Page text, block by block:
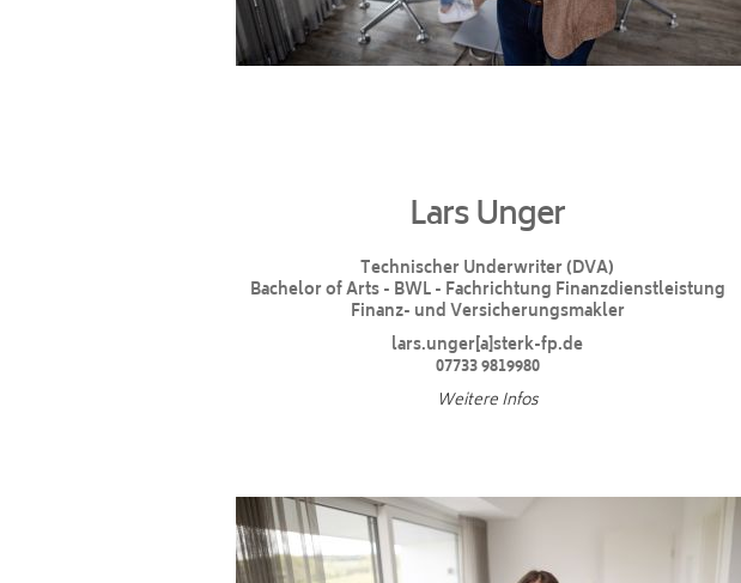
Lars Unger
Technischer Underwriter (DVA)
Bachelor of Arts - BWL - Fachrichtung Finanzdienstleistung
Finanz- und Versicherungsmakler
lars.unger[a]sterk-fp.de
07733 9819980
Weitere Infos